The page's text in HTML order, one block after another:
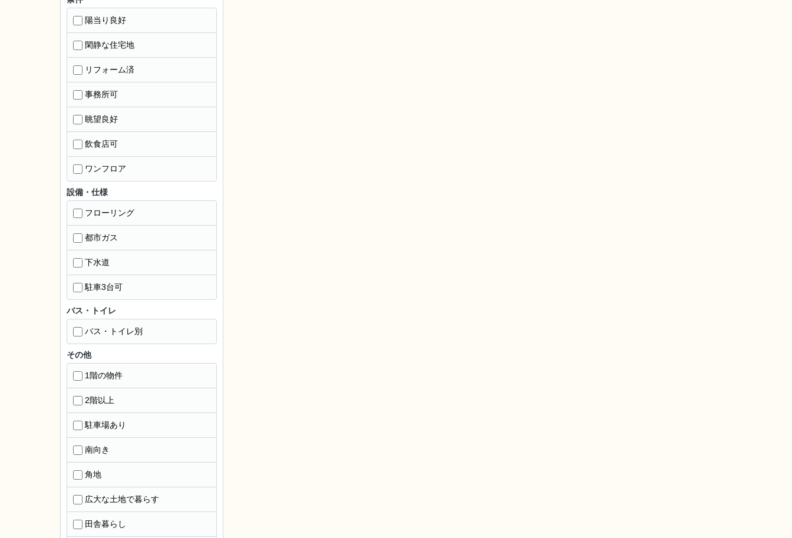
陽当り良好
閑静な住宅地
リフォーム済
事務所可
眺望良好
飲食店可
ワンフロア
設備・仕様
フローリング
都市ガス
下水道
駐車3台可
バス・トイレ
バス・トイレ別
その他
1階の物件
2階以上
駐車場あり
南向き
角地
広大な土地で暮らす
田舎暮らし